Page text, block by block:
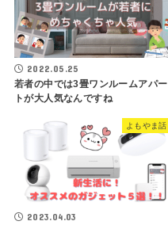
2022.05.25
若者の中では3畳ワンルームアパー
トが大人気なんですね
よもやま話
2023.04.03